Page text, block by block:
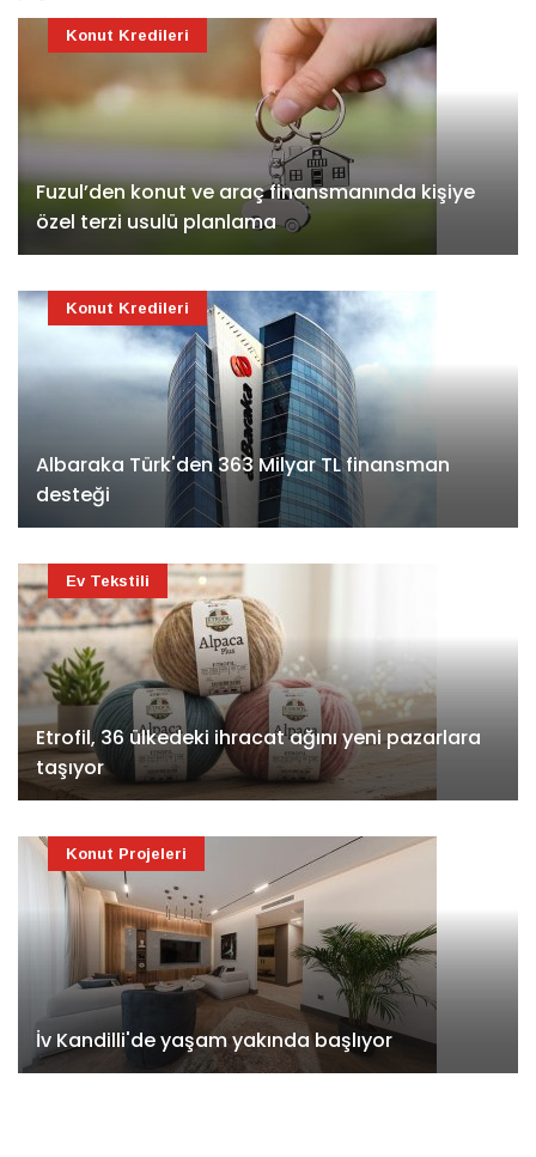
Fuzul’den konut ve araç finansmanında kişiye
özel terzi usulü planlama
Konut Kredileri
Albaraka Türk'den 363 Milyar TL finansman
desteği
Konut Kredileri
Etrofil, 36 ülkedeki ihracat ağını yeni pazarlara
taşıyor
Ev Tekstili
İv Kandilli'de yaşam yakında başlıyor
Konut Projeleri